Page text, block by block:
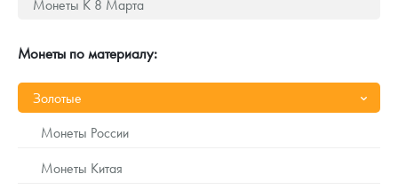
Русская нумизматика
Золотая карманная галерея
Наборы подарочных и коллекционных монет
Монеты и жетоны из недрагоценных металлов
Книги по нумизматике
Монеты К 8 Марта
Монеты по материалу:
Золотые
Монеты России
Монеты Китая